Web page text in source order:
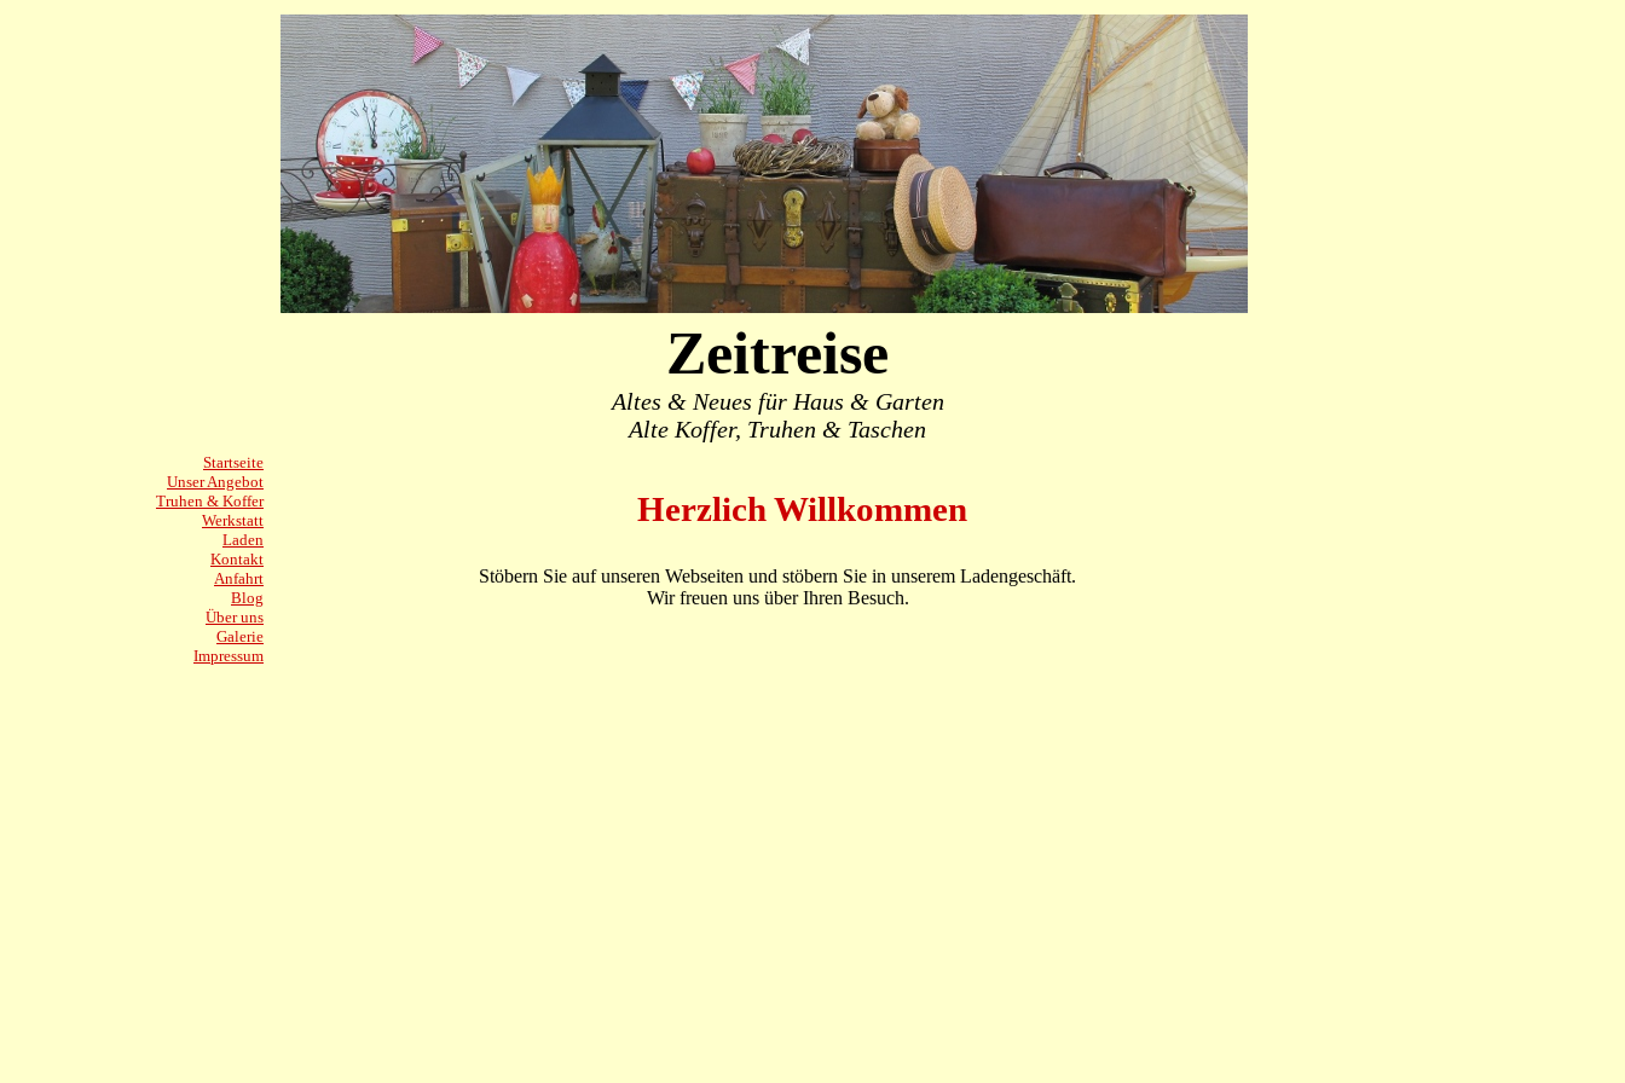
Zeitreise
Altes & Neues für Haus & Garten
Alte Koffer, Truhen & Taschen
Startseite
Unser Angebot
Truhen & Koffer
Werkstatt
Laden
Kontakt
Anfahrt
Blog
Über uns
Galerie
Impressum
Herzlich Willkommen
Stöbern Sie auf unseren Webseiten und stöbern Sie in unserem Ladengeschäft.
Wir freuen uns über Ihren Besuch.